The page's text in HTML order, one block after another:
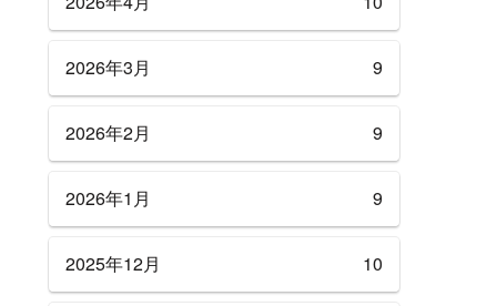
2026年3月 9
2026年2月 9
2026年1月 9
2025年12月 10